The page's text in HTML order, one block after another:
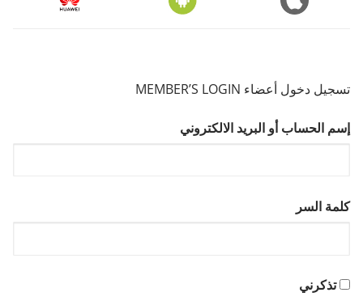
تسجيل دخول أعضاء MEMBER’S LOGIN
إسم الحساب أو البريد الالكتروني
كلمة السر
تذكرني